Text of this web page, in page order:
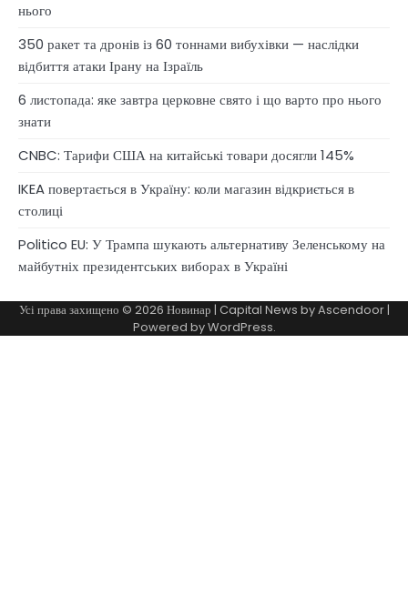
нього
350 ракет та дронів із 60 тоннами вибухівки — наслідки
відбиття атаки Ірану на Ізраїль
6 листопада: яке завтра церковне свято і що варто про нього
знати
CNBC: Тарифи США на китайські товари досягли 145%
IKEA повертається в Україну: коли магазин відкриється в
столиці
Politico EU: У Трампа шукають альтернативу Зеленському на
майбутніх президентських виборах в Україні
Усі права захищено © 2026 Новинар | Capital News byAscendoor|
Powered byWordPress.